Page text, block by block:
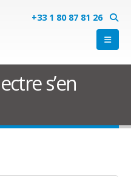
+33 1 80 87 81 26
s’en